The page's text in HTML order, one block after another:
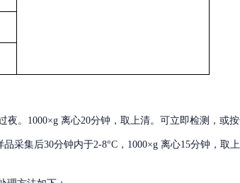
夜。1000×g 离心20分钟，取上清。可立即检测，或
品采集后30分钟内于2-8°C，1000×g 离心15分钟，